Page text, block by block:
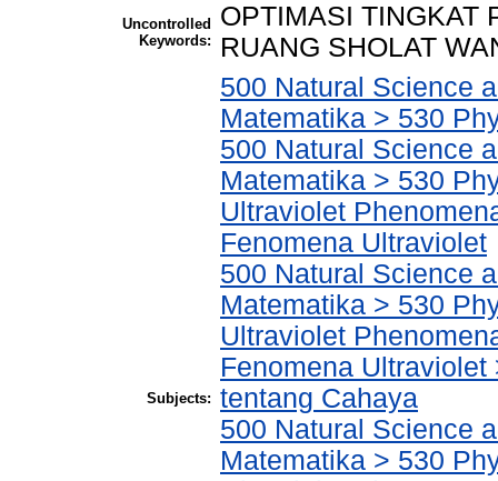
Uncontrolled
Keywords:
OPTIMASI TINGKAT
RUANG SHOLAT
Subjects:
500 Natural Science
Matematika > 530
500 Natural Science
Matematika > 530
Ultraviolet
Fenomena Ultraviolet
500 Natural Science
Matematika > 530
Ultraviolet
Fenomena
tentang Cahaya
500 Natural Science
Matematika > 530